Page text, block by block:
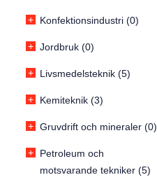
+ Konfektionsindustri (0)
+ Jordbruk (0)
+ Livsmedelsteknik (5)
+ Kemiteknik (3)
+ Gruvdrift och mineraler (0)
+ Petroleum och
motsvarande tekniker (5)